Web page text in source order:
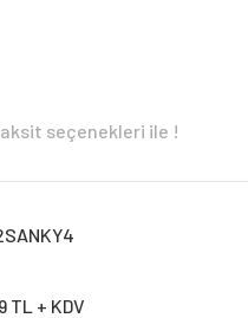
seçenekleri ile !
TL + KDV